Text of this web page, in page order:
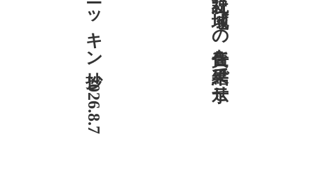
ニッキン抄 2026.8.7 社説 地域への責任を結果で示せ